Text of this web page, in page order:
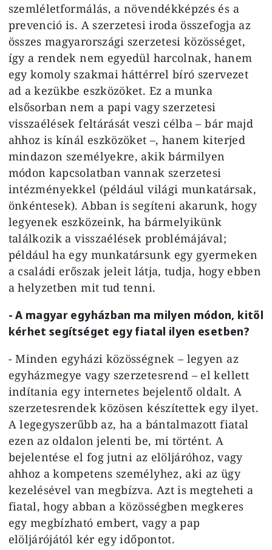
szemléletformálás, a növendékképzés és a
prevenció is. A szerzetesi iroda összefogja az
összes magyarországi szerzetesi közösséget,
így a rendek nem egyedül harcolnak, hanem
egy komoly szakmai háttérrel bíró szervezet
ad a kezükbe eszközöket. Ez a munka
elsősorban nem a papi vagy szerzetesi
visszaélések feltárását veszi célba – bár majd
ahhoz is kínál eszközöket –, hanem kiterjed
mindazon személyekre, akik bármilyen
módon kapcsolatban vannak szerzetesi
intézményekkel (például világi munkatársak,
önkéntesek). Abban is segíteni akarunk, hogy
legyenek eszközeink, ha bármelyikünk
találkozik a visszaélések problémájával;
például ha egy munkatársunk egy gyermeken
a családi erőszak jeleit látja, tudja, hogy ebben
a helyzetben mit tud tenni.
- A magyar egyházban ma milyen módon, kitől
kérhet segítséget egy fiatal ilyen esetben?
- Minden egyházi közösségnek – legyen az
egyházmegye vagy szerzetesrend – el kellett
indítania egy internetes bejelentő oldalt. A
szerzetesrendek közösen készítettek egy ilyet.
A legegyszerűbb az, ha a bántalmazott fiatal
ezen az oldalon jelenti be, mi történt. A
bejelentése el fog jutni az elöljáróhoz, vagy
ahhoz a kompetens személyhez, aki az ügy
kezelésével van megbízva. Azt is megteheti a
fiatal, hogy abban a közösségben megkeres
egy megbízható embert, vagy a pap
elöljárójától kér egy időpontot.